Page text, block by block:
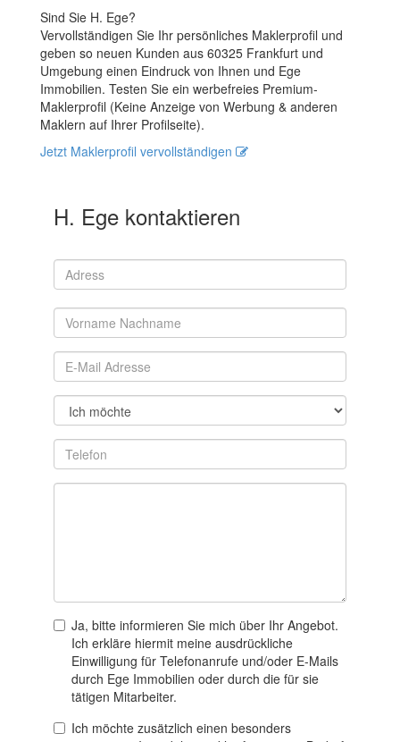
Sind Sie H. Ege?
Vervollständigen Sie Ihr persönliches Maklerprofil und
geben so neuen Kunden aus 60325 Frankfurt und
Umgebung einen Eindruck von Ihnen und Ege
Immobilien. Testen Sie ein werbefreies Premium-
Maklerprofil (Keine Anzeige von Werbung & anderen
Maklern auf Ihrer Profilseite).
Jetzt Maklerprofil vervollständigen
H. Ege kontaktieren
Ja, bitte informieren Sie mich über Ihr Angebot.
Ich erkläre hiermit meine ausdrückliche
Einwilligung für Telefonanrufe und/oder E-Mails
durch Ege Immobilien oder durch die für sie
tätigen Mitarbeiter.
Ich möchte zusätzlich einen besonders